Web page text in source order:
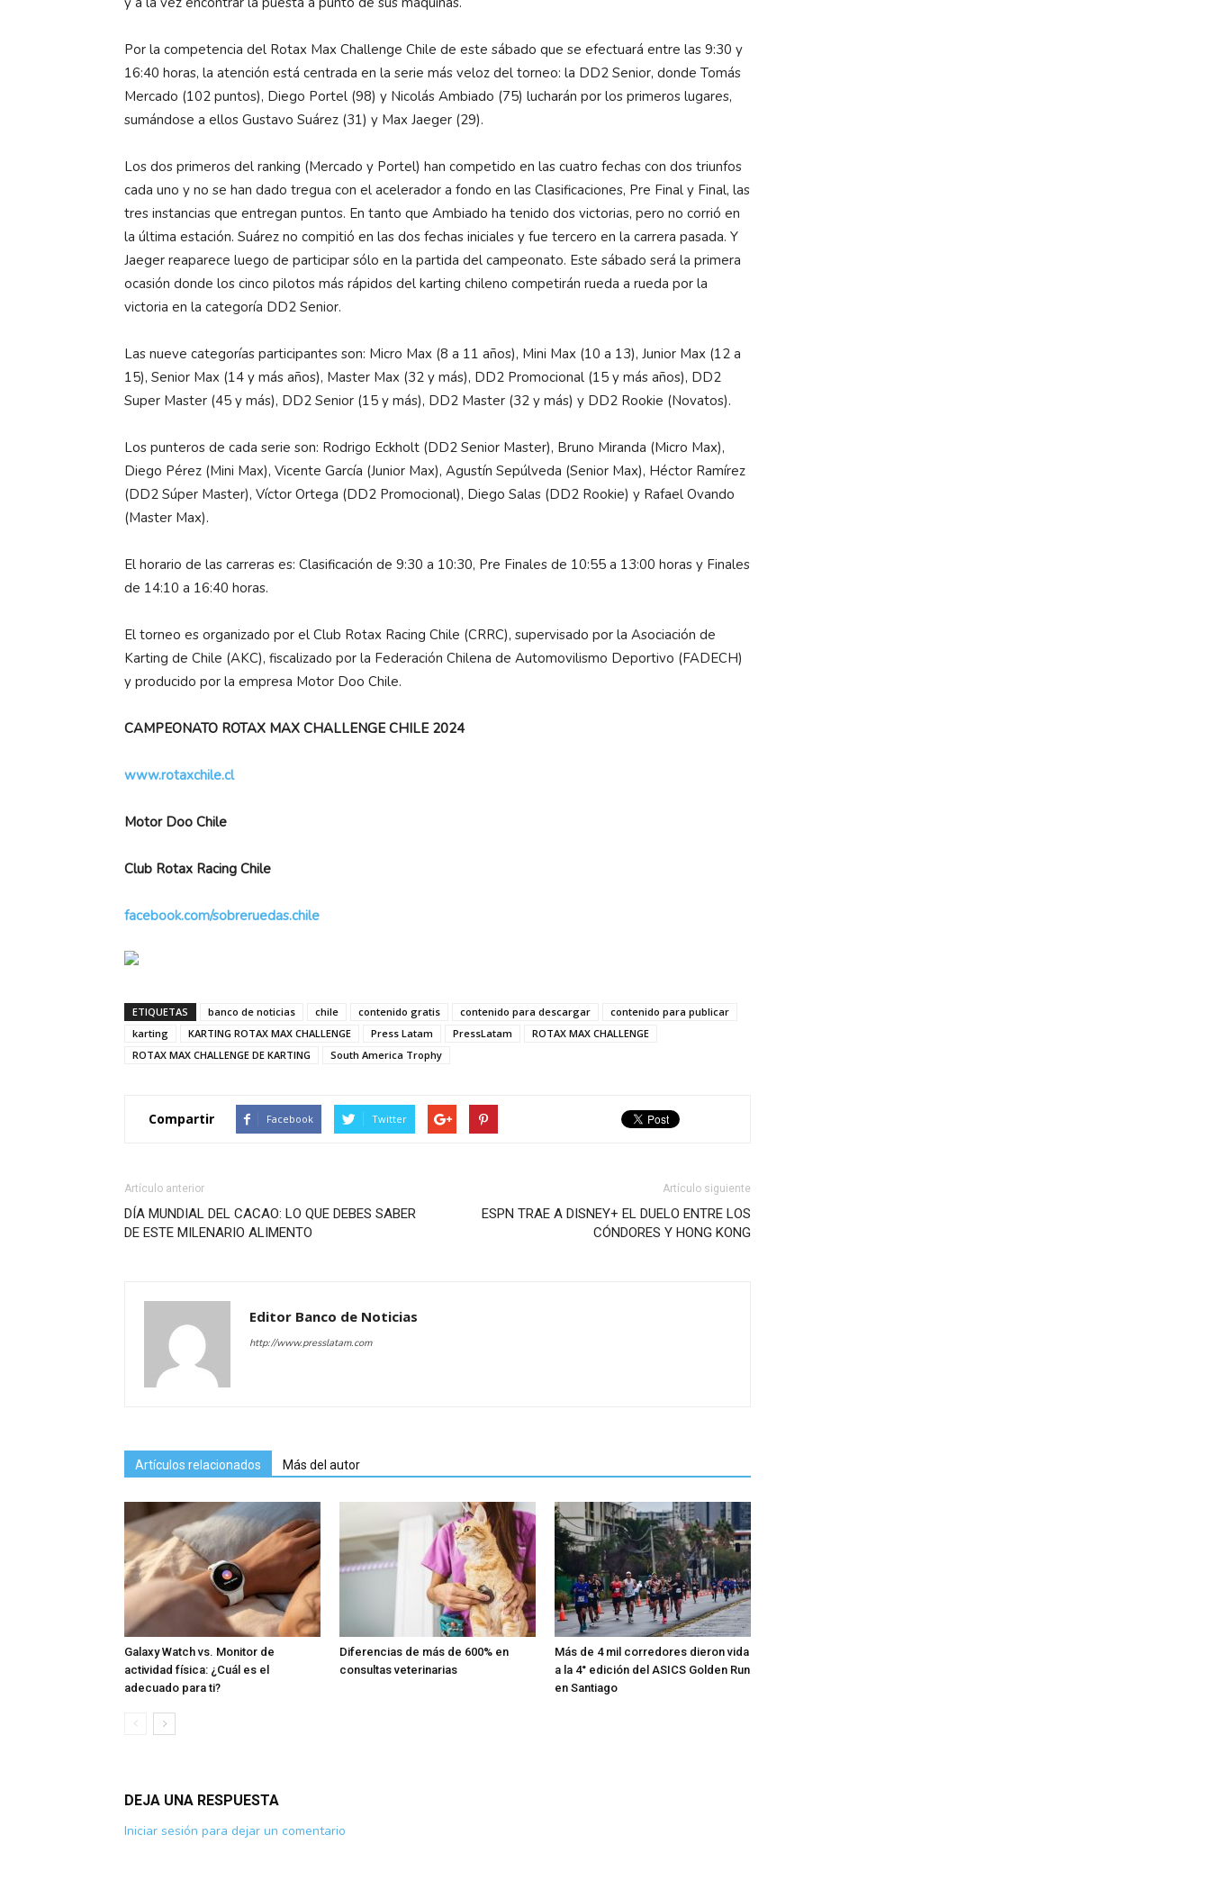
Por la competencia del Rotax Max Challenge Chile de este sábado que se efectuará entre las 9:30 y
16:40 horas, la atención está centrada en la serie más veloz del torneo: la DD2 Senior, donde Tomás
Mercado (102 puntos), Diego Portel (98) y Nicolás Ambiado (75) lucharán por los primeros lugares,
sumándose a ellos Gustavo Suárez (31) y Max Jaeger (29).
Los dos primeros del ranking (Mercado y Portel) han competido en las cuatro fechas con dos triunfos
cada uno y no se han dado tregua con el acelerador a fondo en las Clasificaciones, Pre Final y Final, las
tres instancias que entregan puntos. En tanto que Ambiado ha tenido dos victorias, pero no corrió en
la última estación. Suárez no compitió en las dos fechas iniciales y fue tercero en la carrera pasada. Y
Jaeger reaparece luego de participar sólo en la partida del campeonato. Este sábado será la primera
ocasión donde los cinco pilotos más rápidos del karting chileno competirán rueda a rueda por la
victoria en la categoría DD2 Senior.
Las nueve categorías participantes son: Micro Max (8 a 11 años), Mini Max (10 a 13), Junior Max (12 a
15), Senior Max (14 y más años), Master Max (32 y más), DD2 Promocional (15 y más años), DD2
Super Master (45 y más), DD2 Senior (15 y más), DD2 Master (32 y más) y DD2 Rookie (Novatos).
Los punteros de cada serie son: Rodrigo Eckholt (DD2 Senior Master), Bruno Miranda (Micro Max),
Diego Pérez (Mini Max), Vicente García (Junior Max), Agustín Sepúlveda (Senior Max), Héctor Ramírez
(DD2 Súper Master), Víctor Ortega (DD2 Promocional), Diego Salas (DD2 Rookie) y Rafael Ovando
(Master Max).
El horario de las carreras es: Clasificación de 9:30 a 10:30, Pre Finales de 10:55 a 13:00 horas y Finales
de 14:10 a 16:40 horas.
El torneo es organizado por el Club Rotax Racing Chile (CRRC), supervisado por la Asociación de
Karting de Chile (AKC), fiscalizado por la Federación Chilena de Automovilismo Deportivo (FADECH)
y producido por la empresa Motor Doo Chile.
CAMPEONATO ROTAX MAX CHALLENGE CHILE 2024
www.rotaxchile.cl
Motor Doo Chile
Club Rotax Racing Chile
facebook.com/sobreruedas.chile
ETIQUETAS banco de noticias chile contenido gratis contenido para descargar
contenido para publicar
karting
KARTING ROTAX MAX CHALLENGE Press Latam PressLatam
ROTAX MAX CHALLENGE
ROTAX MAX CHALLENGE DE KARTING
South America Trophy
Compartir Facebook Twitter
Artículo anterior
DÍA MUNDIAL DEL CACAO: LO QUE DEBES SABER
DE ESTE MILENARIO ALIMENTO
Artículo siguiente
ESPN TRAE A DISNEY+ EL DUELO ENTRE LOS
CÓNDORES Y HONG KONG
Editor Banco de Noticias
http://www.presslatam.com
Artículos relacionados Más del autor
Galaxy Watch vs. Monitor de
actividad física: ¿Cuál es el
adecuado para ti?
Diferencias de más de 600% en
consultas veterinarias
Más de 4 mil corredores dieron vida
a la 4° edición del ASICS Golden Run
en Santiago
DEJA UNA RESPUESTA
Iniciar sesión para dejar un comentario